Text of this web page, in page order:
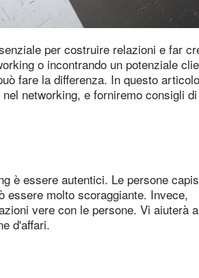
per costruire relazioni e far
o incontrando un potenziale
fare la differenza. In questo
networking, e forniremo consigli
è essere autentici. Le persone
essere molto scoraggiante. Invece,
vere con le persone. Vi aiuterà
d'affari.